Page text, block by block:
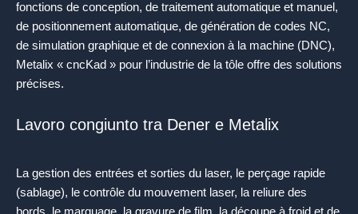
fonctions de conception, de traitement automatique et manuel,
de positionnement automatique, de génération de codes NC,
de simulation graphique et de connexion à la machine (DNC),
Metalix « cncKad » pour l’industrie de la tôle offre des solutions
précises.
Lavoro congiunto tra Dener e Metalix
La gestion des entrées et sorties du laser, le perçage rapide
(sablage), le contrôle du mouvement laser, la reliure des